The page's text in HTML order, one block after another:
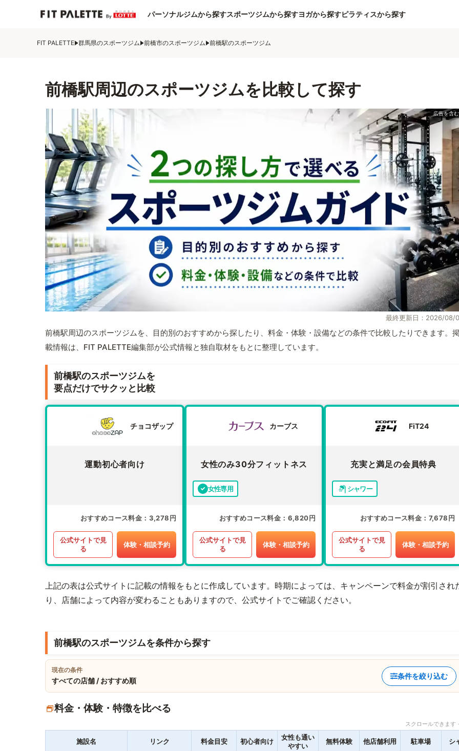
パーソナルジムから探すスポーツジムから探すヨガから探すピラティスから探す
FIT PALETTE 群馬県のスポーツジム 前橋市のスポーツジム 前橋駅のスポーツジム
前橋駅周辺のスポーツジムを比較して探す
最終更新日：2026/08/
前橋駅周辺のスポーツジムを、目的別のおすすめから探したり、料金・体験・設備などの条件で比較したりできます。
載情報は、FIT PALETTE編集部が公式情報と独自取材をもとに整理しています。
前橋駅のスポーツジムを
要点だけでサクッと比較
チョコザップ
運動初心者向け
おすすめコース料金 3,278円
公式サイトで見
る
体験・相談予約
カーブス
女性のみ30分フィットネス
女性専用
おすすめコース料金 6,820円
公式サイトで見
る
体験・相談予約
FiT24
充実と満足の会員特典
シャワー
おすすめコース料金 7,678円
公式サイトで見
る
体験・相談予約
上記の表は公式サイトに記載の情報をもとに作成しています。時期によっては、キャンペーンで料金が割引され
り、店舗によって内容が変わることもありますので、公式サイトでご確認ください。
前橋駅のスポーツジムを条件から探す
現在の条件
すべての店舗 / おすすめ順
条件を絞り込む
料金・体験・特徴を比べる
スクロールできま
施設名 リンク 料金目安 初心者向け
女性も通い
やすい
無料体験 他店舗利用 駐車場 シ